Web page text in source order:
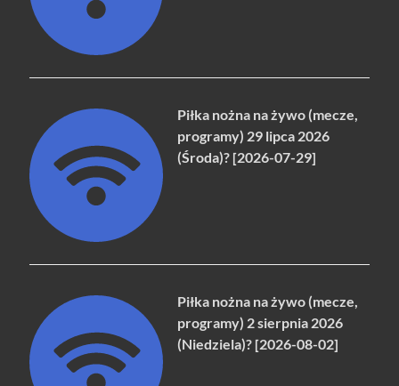
Piłka nożna na żywo (mecze,
programy) 29 lipca 2026
(Środa)? [2026-07-29]
Piłka nożna na żywo (mecze,
programy) 2 sierpnia 2026
(Niedziela)? [2026-08-02]